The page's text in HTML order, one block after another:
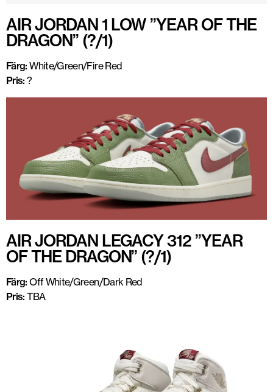
AIR JORDAN 1 LOW ”YEAR OF THE
DRAGON” (?/1)
Färg:White/Green/Fire Red
Pris: ?
AIR JORDAN LEGACY 312 ”YEAR
OF THE DRAGON” (?/1)
Färg: Off White/Green/Dark Red
Pris: TBA